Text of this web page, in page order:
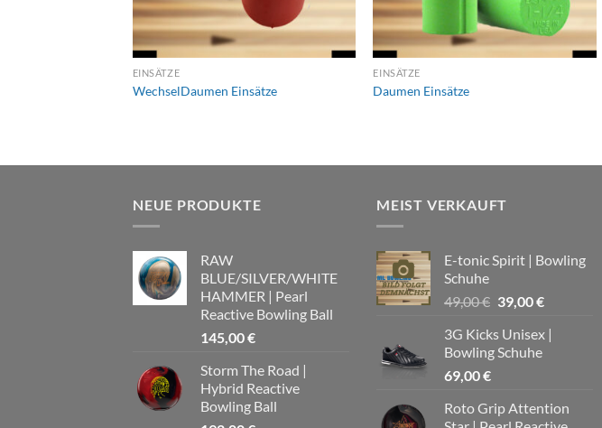
EINSÄTZE
WechselDaumen Einsätze
EINSÄTZE
Daumen Einsätze
NEUE PRODUKTE
RAW
BLUE/SILVER/WHITE
HAMMER | Pearl
Reactive Bowling Ball
145,00€
Storm The Road |
Hybrid Reactive
Bowling Ball
MEIST VERKAUFT
E-tonic Spirit | Bowling
Schuhe
49,00€ Ursprünglicher
war:
49,00 €
39,00€Aktueller
ist:
3G Kicks Unisex |
Bowling Schuhe
69,00€
Roto Grip Attention